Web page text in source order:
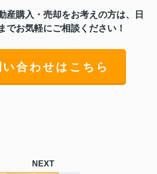
産購入・売却をお考えの方は、日
でお気軽にご相談ください！
い合わせはこちら
NEXT